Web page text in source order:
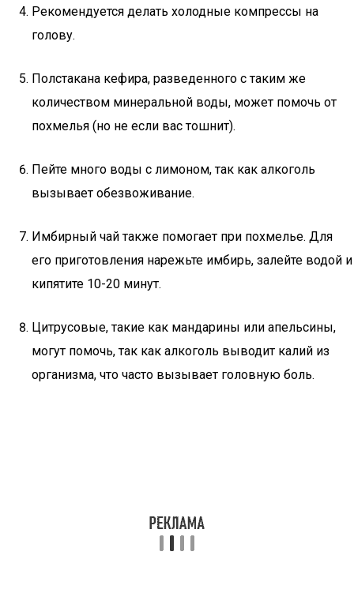
Рекомендуется делать холодные компрессы на
голову.
Полстакана кефира, разведенного с таким же
количеством минеральной воды, может помочь от
похмелья (но не если вас тошнит).
Пейте много воды с лимоном, так как алкоголь
вызывает обезвоживание.
Имбирный чай также помогает при похмелье. Для
его приготовления нарежьте имбирь, залейте водой и
кипятите 10-20 минут.
Цитрусовые, такие как мандарины или апельсины,
могут помочь, так как алкоголь выводит калий из
организма, что часто вызывает головную боль.